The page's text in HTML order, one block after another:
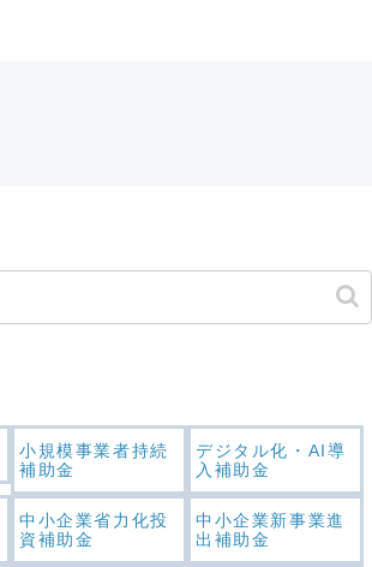
小規模事業者持続
補助金
デジタル化・AI導
入補助金
中小企業省力化投
資補助金
中小企業新事業進
出補助金